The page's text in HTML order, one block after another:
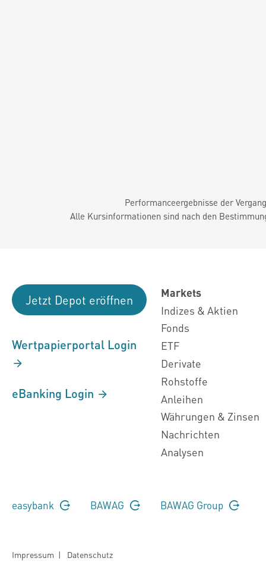
Performanceergebnisse der
Alle Kursinformationen sind nach den
Jetzt Depot eröffnen
Wertpapierportal Login
eBanking Login
Markets
Indizes & Aktien
Fonds
ETF
Derivate
Rohstoffe
Anleihen
Währungen & Zinsen
Nachrichten
Analysen
easybank BAWAG BAWAG Group
Impressum | Datenschutz